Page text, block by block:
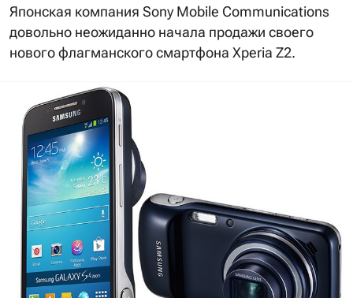
Японская компания Sony Mobile Communications
довольно неожиданно начала продажи своего
нового флагманского смартфона Xperia Z2.